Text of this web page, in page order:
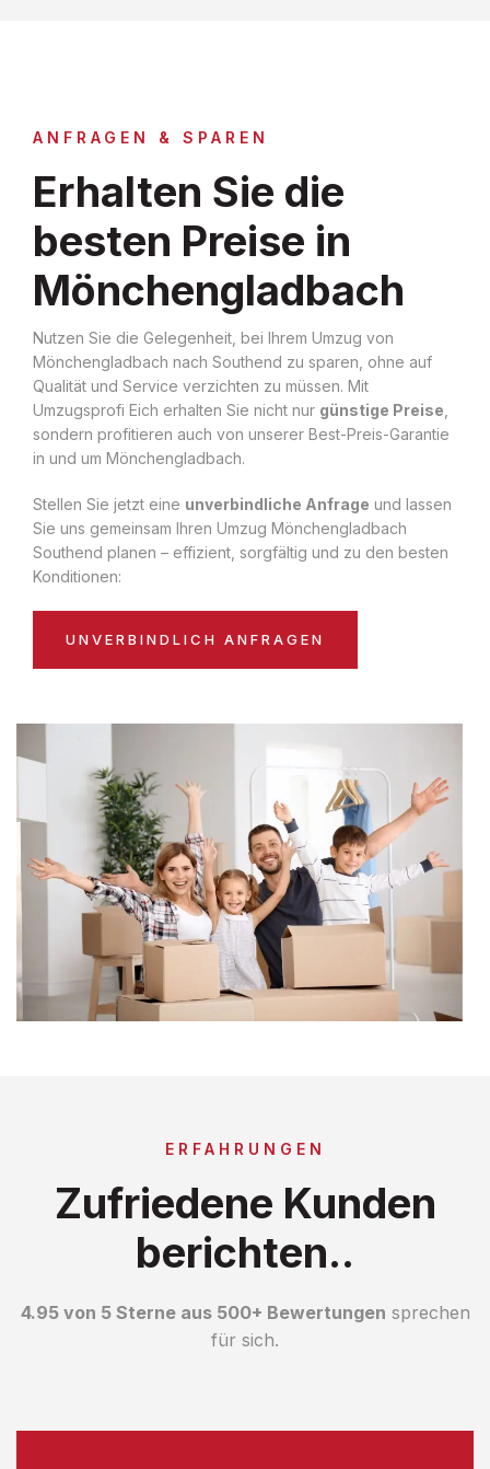
ANFRAGEN & SPAREN
Erhalten Sie die
besten Preise in
Mönchengladbach
Nutzen Sie die Gelegenheit, bei Ihrem Umzug von
Mönchengladbach nach Southend zu sparen, ohne auf
Qualität und Service verzichten zu müssen. Mit
Umzugsprofi Eich erhalten Sie nicht nur günstige Preise
sondern profitieren auch von unserer Best-Preis-Garantie
in und um Mönchengladbach.
Stellen Sie jetzt eine unverbindliche Anfrage und lassen
Sie uns gemeinsam Ihren Umzug Mönchengladbach
Southend planen – effizient, sorgfältig und zu den besten
Konditionen:
UNVERBINDLICH ANFRAGEN
ERFAHRUNGEN
Zufriedene Kunden
berichten..
4.95 von 5 Sterne aus 500+ Bewertungen sprechen
für sich.